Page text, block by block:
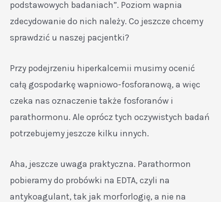
podstawowych badaniach”. Poziom wapnia
zdecydowanie do nich należy. Co jeszcze chcemy
sprawdzić u naszej pacjentki?
Przy podejrzeniu hiperkalcemii musimy ocenić
całą gospodarkę wapniowo-fosforanową, a więc
czeka nas oznaczenie także fosforanów i
parathormonu. Ale oprócz tych oczywistych badań
potrzebujemy jeszcze kilku innych.
Aha, jeszcze uwaga praktyczna. Parathormon
pobieramy do probówki na EDTA, czyli na
antykoagulant, tak jak morforlogię, a nie na